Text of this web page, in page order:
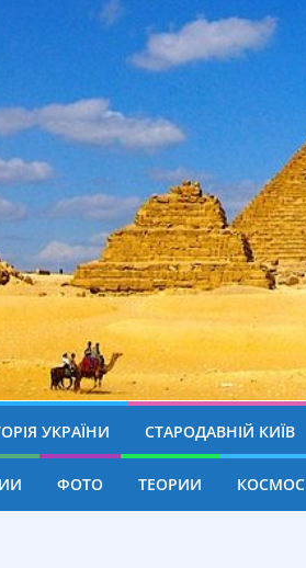
УКРАЇНИ СТАРОДАВНІЙ КИЇВ
ФОТО ТЕОРИИ КОСМОС